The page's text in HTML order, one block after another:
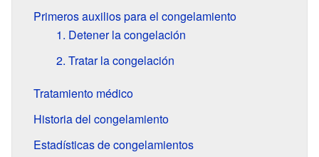
Primeros auxilios para el congelamiento
1. Detener la congelación
2. Tratar la congelación
Tratamiento médico
Historia del congelamiento
Estadísticas de congelamientos